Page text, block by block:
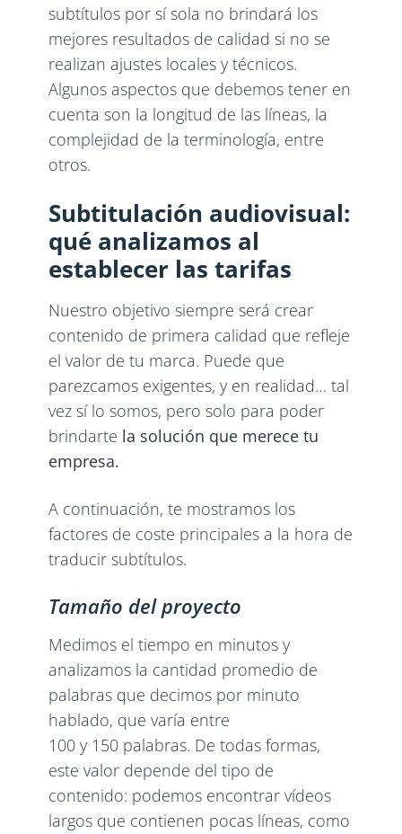
subtítulos por sí sola no brindará los
mejores resultados de calidad si no se
realizan ajustes locales y técnicos.
Algunos aspectos que debemos tener en
cuenta son la longitud de las líneas, la
complejidad de la terminología, entre
otros.
Subtitulación audiovisual:
qué analizamos al
establecer las tarifas
Nuestro objetivo siempre será crear
contenido de primera calidad que refleje
el valor de tu marca. Puede que
parezcamos exigentes, y en realidad… tal
vez sí lo somos, pero solo para poder
brindarte la solución que merece tu
empresa.
A continuación, te mostramos los
factores de coste principales a la hora de
traducir subtítulos.
Tamaño del proyecto
Medimos el tiempo en minutos y
analizamos la cantidad promedio de
palabras que decimos por minuto
hablado, que varía entre
100 y 150 palabras. De todas formas,
este valor depende del tipo de
contenido: podemos encontrar vídeos
largos que contienen pocas líneas, como